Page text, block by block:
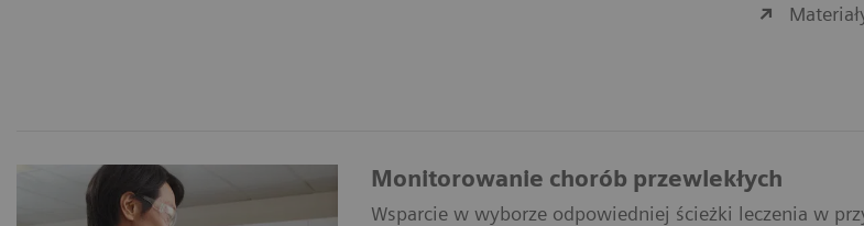
Monitorowanie chorób przewlekłych
Wsparcie w wyborze odpowiedniej ścieżki leczenia w